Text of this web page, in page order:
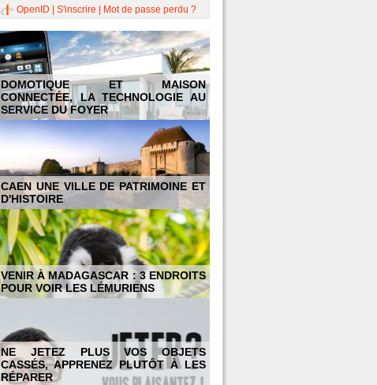
OpenID S'inscrire Mot de passe perdu ?
DOMOTIQUE ET MAISON
CONNECTÉE, LA TECHNOLOGIE AU
SERVICE DU FOYER
CAEN UNE VILLE DE PATRIMOINE ET
D'HISTOIRE
VENIR À MADAGASCAR : 3 ENDROITS
POUR VOIR LES LÉMURIENS
NE JETEZ PLUS VOS OBJETS
CASSÉS, APPRENEZ PLUTÔT À LES
RÉPARER